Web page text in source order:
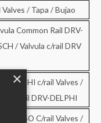
/ Tapa / Bujao
Common Rail DRV-
/ Valvula c/rail DRV
DELPHI c/rail Valves /
c/rail DRV-DELPHI
DENSO C/rail Valves /
×